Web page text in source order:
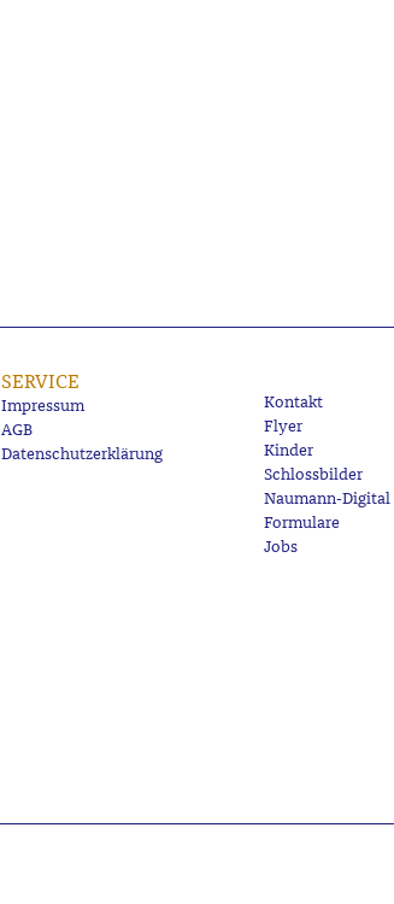
SERVICE
Impressum
AGB
Datenschutzerklärung
Kontakt
Flyer
Kinder
Schlossbilder
Naumann-Digital
Formulare
Jobs